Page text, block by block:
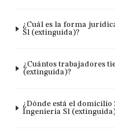
¿Cuál es la forma
Sl (extinguida)?
¿Cuántos trabajadores
(extinguida)?
¿Dónde está el domicilio
Ingenieria Sl